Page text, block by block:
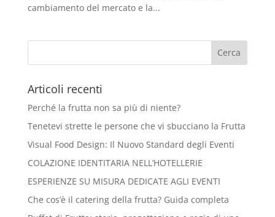
cambiamento del mercato e la...
Articoli recenti
Perché la frutta non sa più di niente?
Tenetevi strette le persone che vi sbucciano la Frutta
Visual Food Design: Il Nuovo Standard degli Eventi
COLAZIONE IDENTITARIA NELL’HOTELLERIE
ESPERIENZE SU MISURA DEDICATE AGLI EVENTI
Che cos’è il catering della frutta? Guida completa